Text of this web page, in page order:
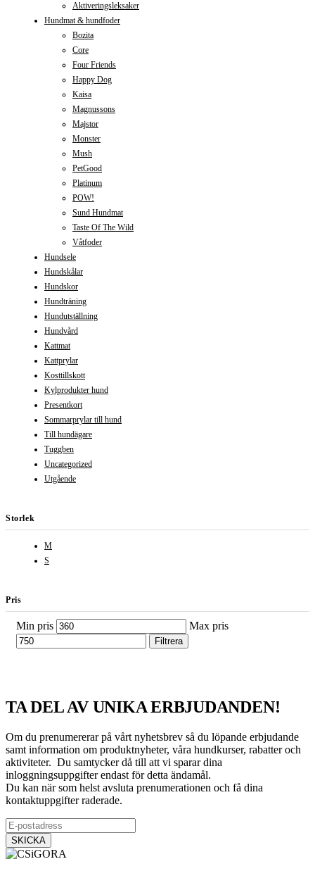
Aktiveringsleksaker
Hundmat & hundfoder
Bozita
Core
Four Friends
Happy Dog
Kaisa
Magnussons
Majstor
Monster
Mush
PetGood
Platinum
POW!
Sund Hundmat
Taste Of The Wild
Våtfoder
Hundsele
Hundskålar
Hundskor
Hundträning
Hundutställning
Hundvård
Kattmat
Kattprylar
Kosttillskott
Kylprodukter hund
Presentkort
Sommarprylar till hund
Till hundägare
Tuggben
Uncategorized
Utgående
Storlek
M
S
Pris
Min pris Max pris
Filtrera
TA DEL AV UNIKA ERBJUDANDEN!
Om du prenumererar på vårt nyhetsbrev så du löpande erbjudande
samt information om produktnyheter, våra hundkurser, rabatter och
aktiviteter. Du samtycker då till att vi sparar dina
inloggningsuppgifter endast för detta ändamål.
Du kan när som helst avsluta prenumerationen och få dina
kontaktuppgifter raderade.